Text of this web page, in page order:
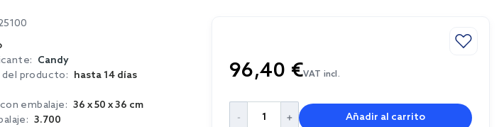
Candy
del producto: hasta 14 días
embalaje: 36 x 50 x 36 cm
3.700
96,40 €VAT incl.
Añadir al carrito